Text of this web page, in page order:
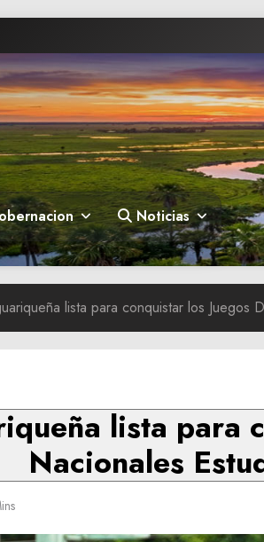
Noticias
lista para conquistar los Juegos
lista para
Nacionales